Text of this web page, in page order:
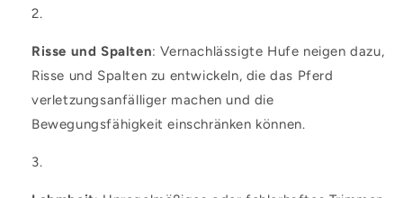
Risse und Spalten: Vernachlässigte Hufe neigen dazu,
Risse und Spalten zu entwickeln, die das Pferd
verletzungsanfälliger machen und die
Bewegungsfähigkeit einschränken können.